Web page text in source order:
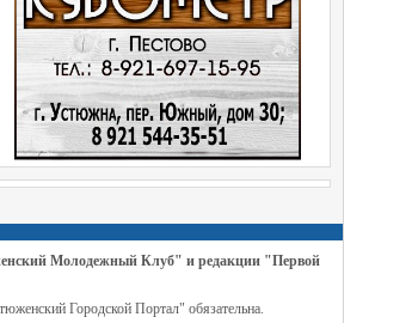
Молодежный Клуб" и редакции "Первой
Городской Портал" обязательна.